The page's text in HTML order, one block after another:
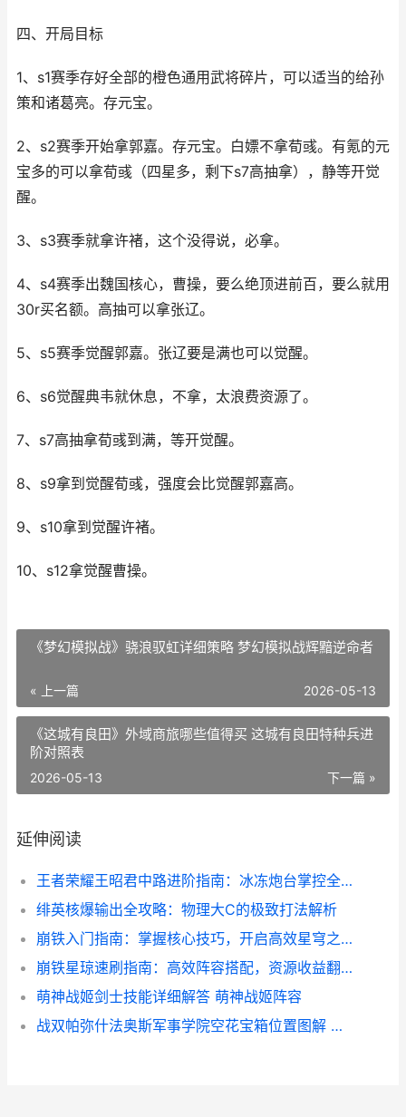
四、开局目标
1、s1赛季存好全部的橙色通用武将碎片，可以适当的给孙
策和诸葛亮。存元宝。
2、s2赛季开始拿郭嘉。存元宝。白嫖不拿荀彧。有氪的元
宝多的可以拿荀彧（四星多，剩下s7高抽拿），静等开觉
醒。
3、s3赛季就拿许褚，这个没得说，必拿。
4、s4赛季出魏国核心，曹操，要么绝顶进前百，要么就用
30r买名额。高抽可以拿张辽。
5、s5赛季觉醒郭嘉。张辽要是满也可以觉醒。
6、s6觉醒典韦就休息，不拿，太浪费资源了。
7、s7高抽拿荀彧到满，等开觉醒。
8、s9拿到觉醒荀彧，强度会比觉醒郭嘉高。
9、s10拿到觉醒许褚。
10、s12拿觉醒曹操。
《梦幻模拟战》骁浪驭虹详细策略 梦幻模拟战辉黯逆命者
« 上一篇 2026-05-13
《这城有良田》外域商旅哪些值得买 这城有良田特种兵进
阶对照表
下一篇 »
2026-05-13
延伸阅读
王者荣耀王昭君中路进阶指南：冰冻炮台掌控全场！
绯英核爆输出全攻略：物理大C的极致打法解析
崩铁入门指南：掌握核心技巧，开启高效星穹之旅！
崩铁星琼速刷指南：高效阵容搭配，资源收益翻倍！
萌神战姬剑士技能详细解答 萌神战姬阵容
战双帕弥什法奥斯军事学院空花宝箱位置图解 战双帕弥a